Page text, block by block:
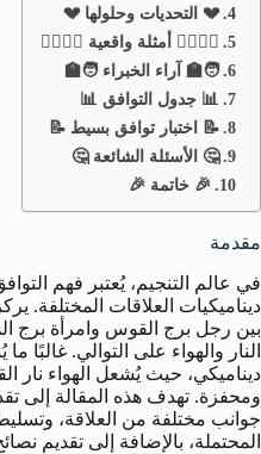
💔 التحديات وحلولها 💔
🧑‍❤️‍💋‍🧑 أمثلة واقعية 🧑‍❤️‍💋‍🧑
🧑‍🏫 آراء الخبراء 🧑‍🏫
📊 جدول التوافق 📊
📝 اختبار توافق بسيط 📝
🤔 الأسئلة الشائعة 🤔
🎉 خاتمة 🎉
مقدمة
في عالم التنجيم، يُعتبر فهم
ديناميكيات العلاقات المختلفة.
بين رجل برج القوس وامرأة برج
النار والهواء على التوالي. غالبًا
ديناميكي، حيث يُشعل الهواء نار
ومحفزة. تهدف هذه المقالة إلى
جوانب مختلفة من العلاقة،
المحتملة، بالإضافة إلى تقديم